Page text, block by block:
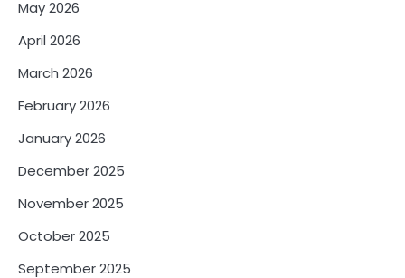
May 2026
April 2026
March 2026
February 2026
January 2026
December 2025
November 2025
October 2025
September 2025